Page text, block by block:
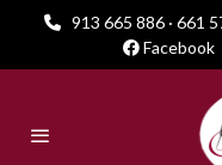
913 665 886 · 661
Facebook